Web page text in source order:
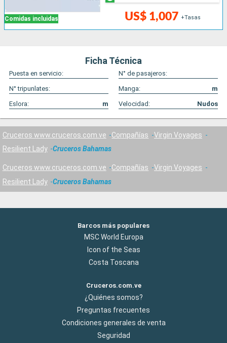
Comidas incluidas US$ 1,007 +Tasas
Ficha Técnica
Puesta en servicio:
N° de pasajeros:
N° tripunlates:
Manga:
m
Eslora:
m Velocidad: Nudos
Cruceros www.cruceros.com.ve Compañías
Virgin Voyages
Resilient Lady
Cruceros Bahamas
Cruceros www.cruceros.com.ve Compañías
Virgin Voyages
Resilient Lady
Cruceros Bahamas
Barcos más populares
MSC World Europa
Icon of the Seas
Costa Toscana
Cruceros.com.ve
¿Quiénes somos?
Preguntas frecuentes
Condiciones generales de venta
Seguridad